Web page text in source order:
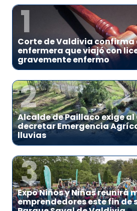
1
Corte de Valdivia
enfermera que viajó con
gravemente enfermo
2
Alcalde de Paillaco exige al
decretar Emergencia
lluvias
3
Expo Niños y Niñas reunirá
emprendedores este fin de